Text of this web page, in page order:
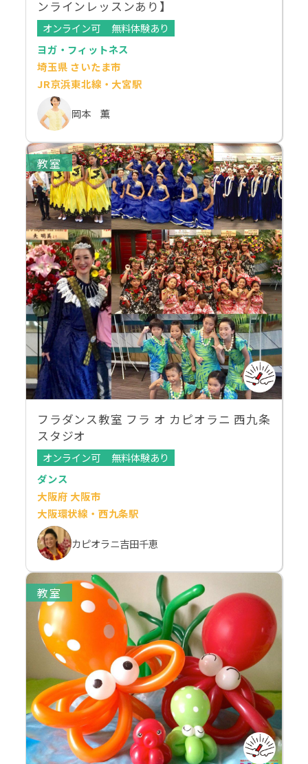
ンラインレッスンあり】
オンライン可
無料体験あり
ヨガ・フィットネス
埼玉県 さいたま市
JR京浜東北線・大宮駅
岡本 薫
教室
フラダンス教室 フラ オ カピオラニ 西九条
スタジオ
オンライン可
無料体験あり
ダンス
大阪府 大阪市
大阪環状線・西九条駅
カピオラニ吉田千恵
教室